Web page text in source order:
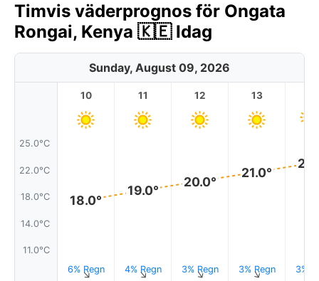
Timvis väderprognos för Ongata
Rongai, Kenya 🇰🇪 Idag
Sunday, August 09, 2026
25.0°C
22.0°C
18.0°C
14.0°C
11.0°C
10
18.0°
6% Regn
↑
11
19.0°
4% Regn
↑
12
20.0°
3% Regn
↑
13
21.0°
3% Regn
↑ 3%